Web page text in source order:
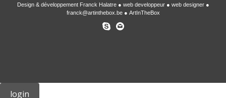
Design & développement Franck Halatre web developpeur
web designer
franck@artinthebox.be
ArtInTheBox
login